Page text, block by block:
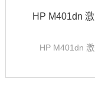
HP M401dn
HP M401dn